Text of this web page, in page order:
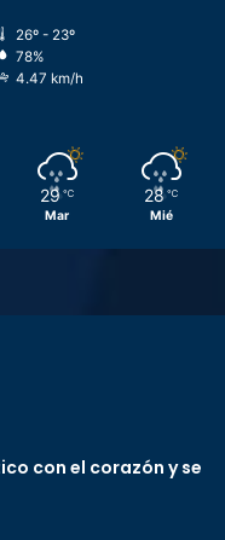
26º - 23º
78%
4.47 km/h
29 ℃
Mar
28 ℃
Mié
con el corazón y se